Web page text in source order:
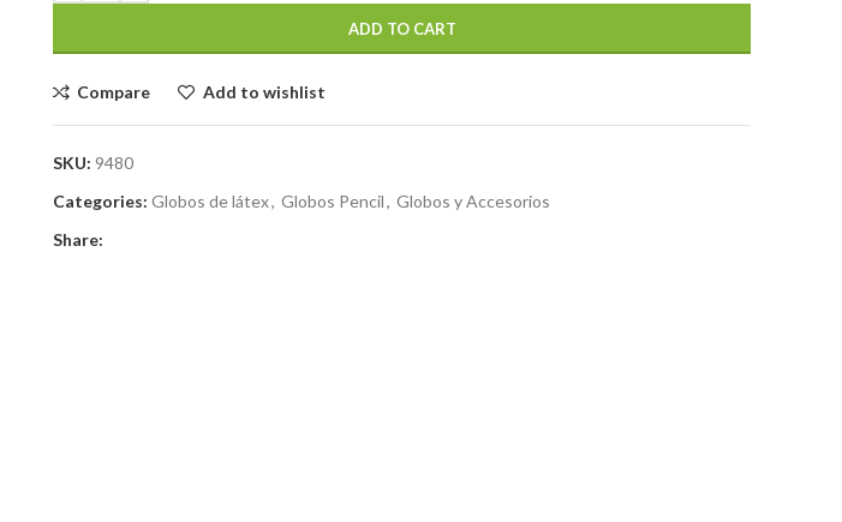
ADD TO CART
Compare Add to wishlist
SKU: 9480
Categories: Globos de látex, Globos Pencil, Globos y Accesorios
Share: